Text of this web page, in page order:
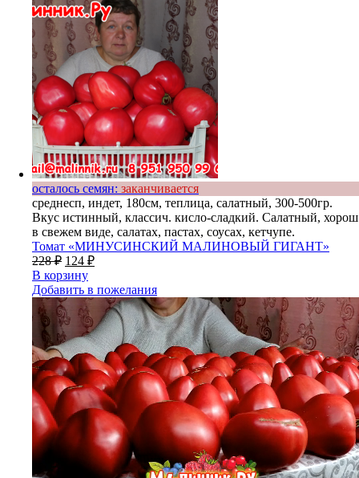
осталось семян: заканчивается
среднесп, индет, 180см, теплица, салатный, 300-500гр.
Вкус истинный, классич. кисло-сладкий. Салатный, хорош
в свежем виде, салатах, пастах, соусах, кетчупе.
Томат «МИНУСИНСКИЙ МАЛИНОВЫЙ ГИГАНТ»
228₽ 124 ₽
В корзину
Добавить в пожелания